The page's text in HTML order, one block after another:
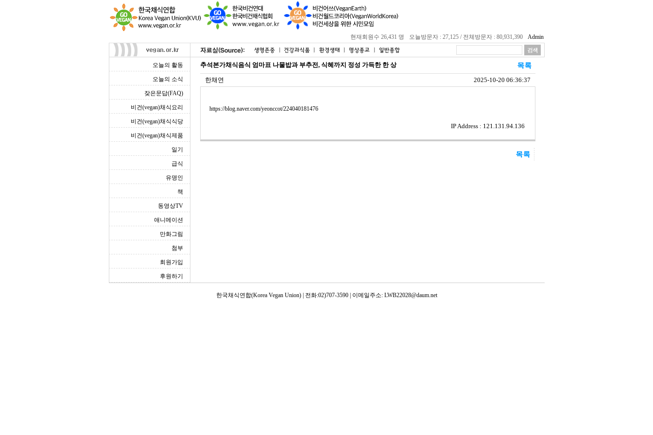
현재회원수 26,431 명 오늘방문자 : 27,125 / 전체방문자 : 80,931,390 Admin
오늘의 활동
오늘의 소식
잦은문답(FAQ)
비건(vegan)채식요리
비건(vegan)채식식당
비건(vegan)채식제품
일기
급식
유명인
책
동영상TV
애니메이션
만화그림
첨부
회원가입
후원하기
추석본가채식음식 엄마표 나물밥과 부추전, 식혜까지 정성 가득한 한 상
한채연 2025-10-20 06:36:37
https://blog.naver.com/yeonccot/224040181476
IP Address : 121.131.94.136
한국채식연합(Korea Vegan Union) | 전화:02)707-3590 | 이메일주소: LWB22028@daum.net